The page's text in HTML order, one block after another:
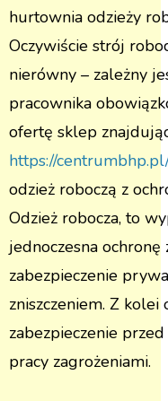
hurtownia odzieży
Oczywiście strój
nierówny – zależny
pracownika
ofertę sklep
https://
odzież roboczą z
Odzież robocza, to
jednoczesna
zabezpieczenie
zniszczeniem. Z
zabezpieczenie
pracy zagrożeniami.